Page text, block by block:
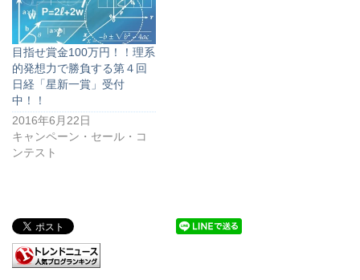
目指せ賞金100万円！！理系
的発想力で勝負する第４回
日経「星新一賞」受付
中！！
2016年6月22日
キャンペーン・セール・コ
ンテスト